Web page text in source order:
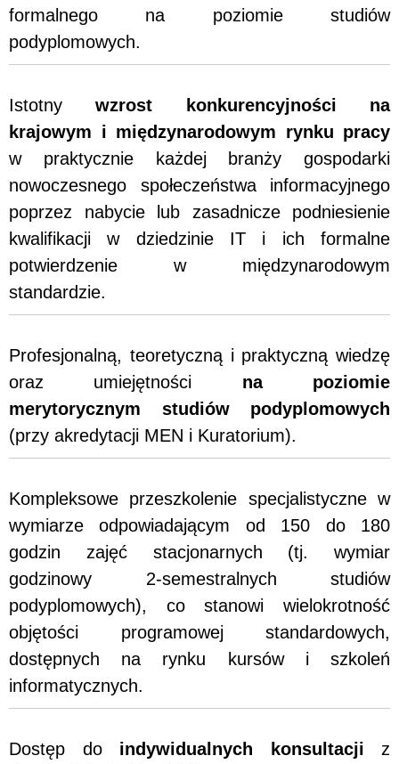
formalnego na poziomie studiów
podyplomowych.
Istotnywzrost konkurencyjności na
krajowym i międzynarodowym rynku pracy
w praktycznie każdej branży gospodarki
nowoczesnego społeczeństwa informacyjnego
poprzez nabycie lub zasadnicze podniesienie
kwalifikacji w dziedzinie IT i ich formalne
potwierdzenie w międzynarodowym
standardzie.
Profesjonalną, teoretyczną i praktyczną wiedzę
oraz umiejętności na poziomie
merytorycznym studiów podyplomowych
(przy akredytacji MEN i Kuratorium).
Kompleksowe przeszkolenie specjalistyczne w
wymiarze odpowiadającym od 150 do 180
godzin zajęć stacjonarnych (tj. wymiar
godzinowy 2-semestralnych studiów
podyplomowych), co stanowi wielokrotność
objętości programowej standardowych,
dostępnych na rynku kursów i szkoleń
informatycznych.
Dostęp do indywidualnych konsultacji z